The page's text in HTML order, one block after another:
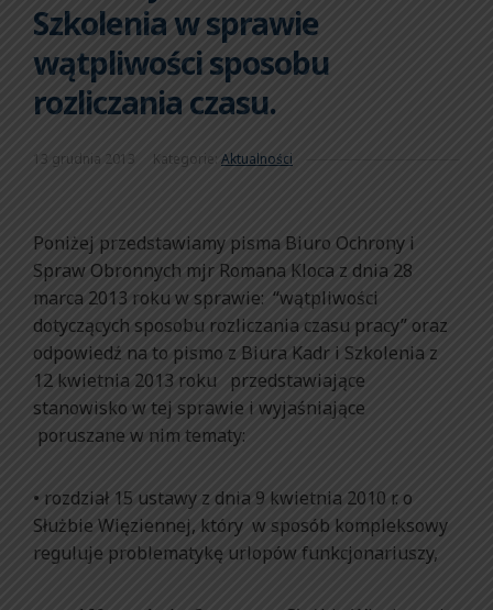
Szkolenia w sprawie
wątpliwości sposobu
rozliczania czasu.
13 grudnia 2013 Kategorie: Aktualności
Poniżej przedstawiamy pisma Biuro Ochrony i
Spraw Obronnych mjr Romana Kloca z dnia 28
marca 2013 roku w sprawie: “wątpliwości
dotyczących sposobu rozliczania czasu pracy” oraz
odpowiedź na to pismo z Biura Kadr i Szkolenia z
12 kwietnia 2013 roku przedstawiające
stanowisko w tej sprawie i wyjaśniające
poruszane w nim tematy:
• rozdział 15 ustawy z dnia 9 kwietnia 2010 r. o
Służbie Więziennej, który w sposób kompleksowy
reguluje problematykę urlopów funkcjonariuszy,